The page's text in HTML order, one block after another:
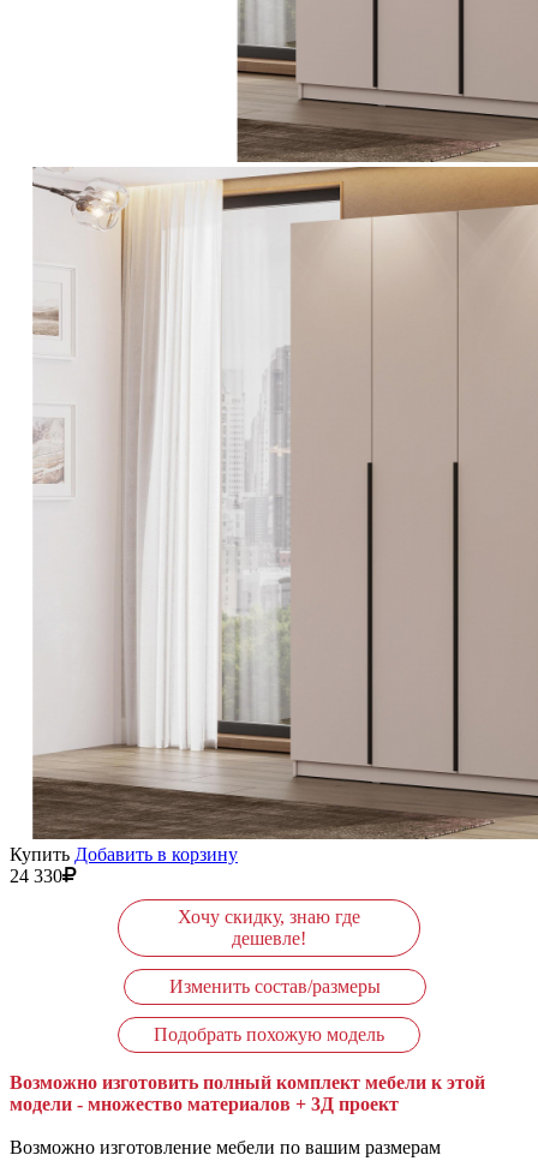
Купить Добавить в корзину
24 330
Хочу скидку, знаю где
дешевле!
Изменить состав/размеры
Подобрать похожую модель
Возможно изготовить полный комплект мебели к этой
модели - множество материалов + 3Д проект
Возможно изготовление мебели по вашим размерам